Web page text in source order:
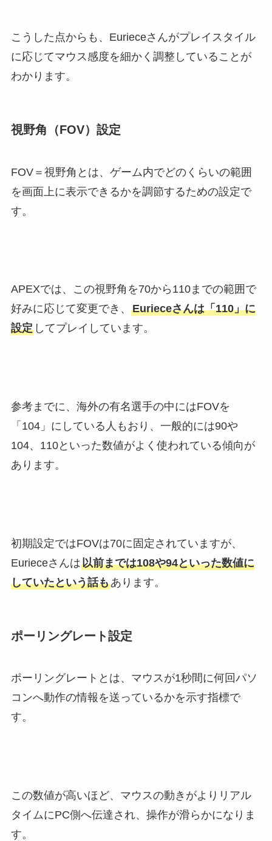
こうした点からも、Eurieceさんがプレイスタイル
に応じてマウス感度を細かく調整していることが
わかります。
視野角（FOV）設定
FOV＝視野角とは、ゲーム内でどのくらいの範囲
を画面上に表示できるかを調節するための設定で
す。
APEXでは、この視野角を70から110までの範囲で
好みに応じて変更でき、 Eurieceさんは「110」に
設定してプレイしています。
参考までに、海外の有名選手の中にはFOVを
「104」にしている人もおり、一般的には90や
104、110といった数値がよく使われている傾向が
あります。
初期設定ではFOVは70に固定されていますが、
Eurieceさんは以前までは108や94といった数値に
していたという話もあります。
ポーリングレート設定
ポーリングレートとは、マウスが1秒間に何回パソ
コンへ動作の情報を送っているかを示す指標で
す。
この数値が高いほど、マウスの動きがよりリアル
タイムにPC側へ伝達され、操作が滑らかになりま
す。